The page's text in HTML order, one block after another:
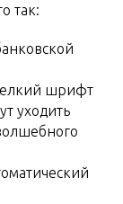
так:
шрифт
уходить